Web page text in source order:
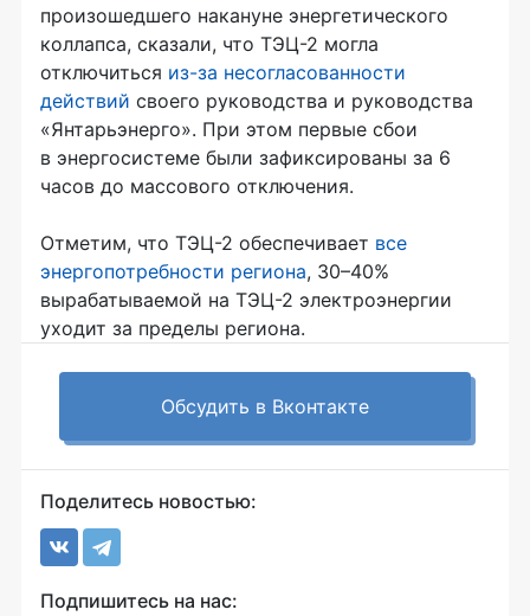
произошедшего накануне энергетического
коллапса, сказали, что ТЭЦ-2 могла
отключиться из-за несогласованности
действий своего руководства и руководства
«Янтарьэнерго». При этом первые сбои
в энергосистеме были зафиксированы за 6
часов до массового отключения.
Отметим, что ТЭЦ-2 обеспечивает все
энергопотребности региона, 30–40%
вырабатываемой на ТЭЦ-2 электроэнергии
уходит за пределы региона.
Обсудить в Вконтакте
Поделитесь новостью:
Подпишитесь на нас: